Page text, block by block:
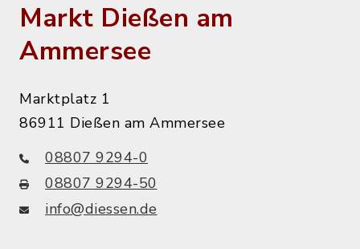
Markt Dießen am
Ammersee
Marktplatz 1
86911 Dießen am Ammersee
08807 9294-0
08807 9294-50
info@diessen.de